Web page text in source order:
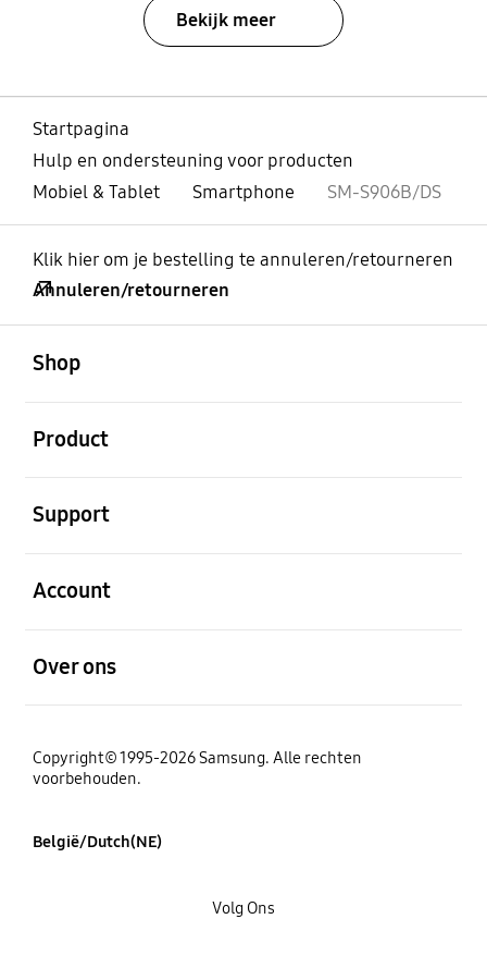
Bekijk meer
Startpagina
Hulp en ondersteuning voor producten
Mobiel & Tablet
Smartphone SM-S906B/DS
Klik hier om je bestelling te annuleren/retourneren
Annuleren/retourneren
Shop
Product
Support
Account
Over ons
Copyright© 1995-2026 Samsung. Alle rechten
voorbehouden.
België/Dutch(NE)
Volg Ons